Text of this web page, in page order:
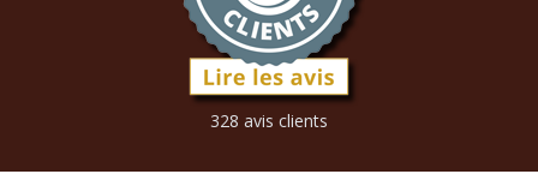
328 avis clients